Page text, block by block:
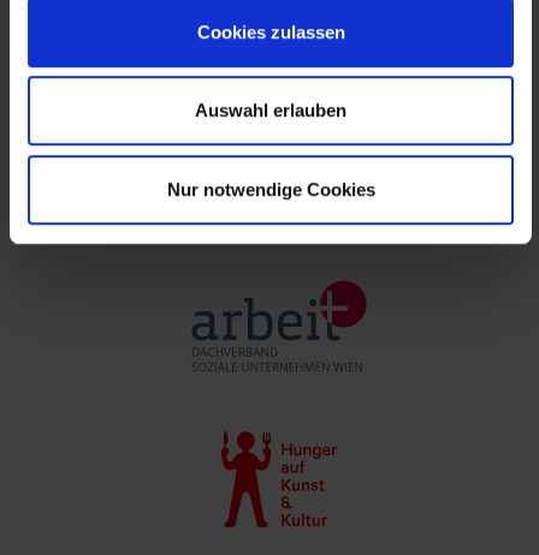
Cookies zulassen
Auswahl erlauben
Nur notwendige Cookies